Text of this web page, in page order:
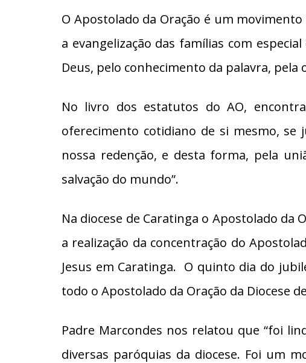
O Apostolado da Oração é um
a evangelização das famílias com
Deus, pelo conhecimento da palavra,
No livro dos estatutos do AO,
oferecimento cotidiano de si mesmo, se
nossa redenção, e desta forma, pela
salvação do mundo”.
Na diocese de Caratinga o Apostolado da
a realização da concentração do
Jesus em Caratinga. O quinto dia do
todo o Apostolado da Oração da Diocese
Padre Marcondes nos relatou que “foi
diversas paróquias da diocese. Foi um